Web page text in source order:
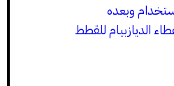
وبعده
الديازبيام للقطط